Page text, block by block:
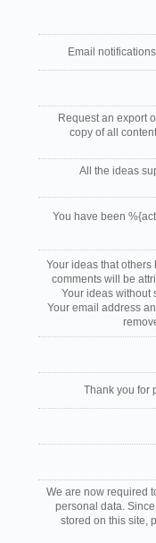
Email
Request an export
copy of all
All the ideas
You have been
Your ideas that others
comments will be
Your ideas without
Your email address
Thank you for
We are now required
personal data.
stored on this site,